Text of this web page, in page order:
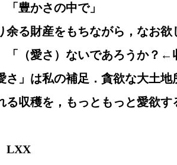
「豊かさの中で」
る財産をもちながら，なお欲
「（愛さ）ないであろうか？←
」は私の補足．貪欲な大土地
る収穫を，もっともっと愛欲
LXX